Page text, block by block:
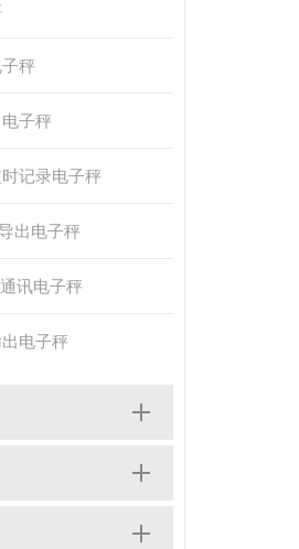
秤
子秤
记录电子秤
出电子秤
讯电子秤
电子秤